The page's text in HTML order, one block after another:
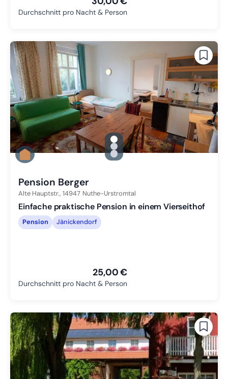
Durchschnitt pro Nacht & Person
gallery.slide_selector
Zu Slide 1 wechseln
Zu Slide 2 wechseln
Zu Slide 3 wechseln
Pension Berger
Alte Hauptstr., 14947 Nuthe-Urstromtal
Einfache praktische Pension in einem Vierseithof
Pension Jänickendorf
25,00 €
Durchschnitt pro Nacht & Person